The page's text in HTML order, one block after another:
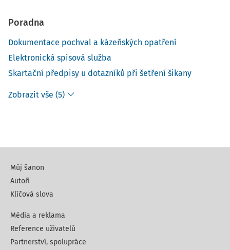
Poradna
Dokumentace pochval a kázeňských opatření
Elektronická spisová služba
Skartační předpisy u dotazníků při šetření šikany
Zobrazit vše (5)
Můj šanon
Autoři
Klíčová slova
Média a reklama
Reference uživatelů
Partnerství, spolupráce